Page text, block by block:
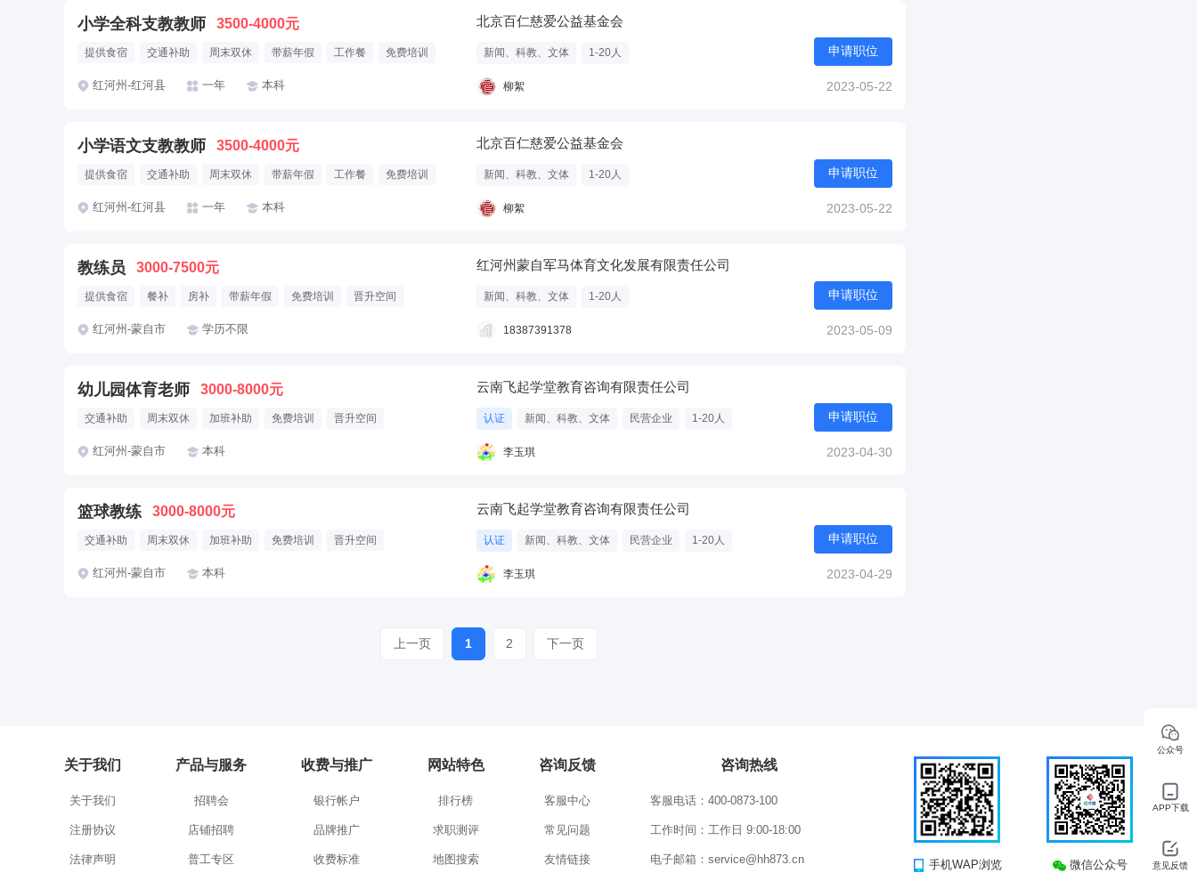
小学全科支教教师 3500-4000元
提供食宿 交通补助 周末双休 带薪年假 工作餐 免费培训
红河州-红河县 一年 本科
北京百仁慈爱公益基金会
新闻、科教、文体 1-20人 申请职位
柳絮 2023-05-22
小学语文支教教师 3500-4000元
提供食宿 交通补助 周末双休 带薪年假 工作餐 免费培训
红河州-红河县 一年 本科
北京百仁慈爱公益基金会
新闻、科教、文体 1-20人 申请职位
柳絮 2023-05-22
教练员 3000-7500元
提供食宿 餐补 房补 带薪年假 免费培训 晋升空间
红河州-蒙自市 学历不限
红河州蒙自军马体育文化发展有限责任公司
新闻、科教、文体 1-20人 申请职位
18387391378 2023-05-09
幼儿园体育老师 3000-8000元
交通补助 周末双休 加班补助 免费培训 晋升空间
红河州-蒙自市 本科
云南飞起学堂教育咨询有限责任公司
认证 新闻、科教、文体 民营企业 1-20人 申请职位
李玉琪 2023-04-30
篮球教练 3000-8000元
交通补助 周末双休 加班补助 免费培训 晋升空间
红河州-蒙自市 本科
云南飞起学堂教育咨询有限责任公司
认证 新闻、科教、文体 民营企业 1-20人 申请职位
李玉琪 2023-04-29
上一页 1 2 下一页
关于我们
关于我们
注册协议
法律声明
产品与服务
招聘会
店铺招聘
普工专区
收费与推广
银行帐户
品牌推广
收费标准
网站特色
排行榜
求职测评
地图搜索
咨询反馈
客服中心
常见问题
友情链接
咨询热线
客服电话：400-0873-100
工作时间：工作日 9:00-18:00
电子邮箱：service@hh873.cn 手机WAP浏览 微信公众号
公众号
APP下载
意见反馈